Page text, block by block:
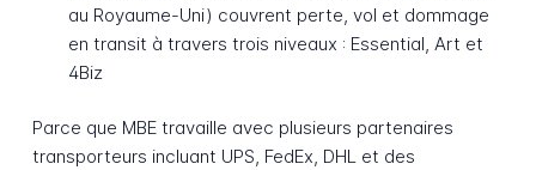
au Royaume-Uni) couvrent perte, vol et dommage
en transit à travers trois niveaux : Essential, Art et
4Biz
Parce que MBE travaille avec plusieurs partenaires
transporteurs incluant UPS, FedEx, DHL et des